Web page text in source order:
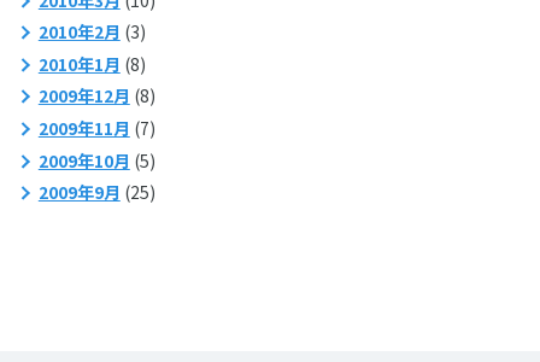
2010年2月 (3)
2010年1月 (8)
2009年12月 (8)
2009年11月 (7)
2009年10月 (5)
2009年9月 (25)